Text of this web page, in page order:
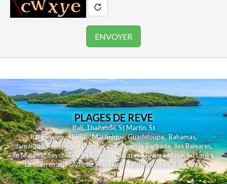
PLAGES DE REVE
Bali,Thailande,St Martin,St
Barthelemy,Floride,Martinique,Guadeloupe,Bahamas,
Jamaique,Republique Dominicaine,Ile de la Barbade,Iles Baleares,
Ile Maurice,Seychelles,Ile Reunion,Yucatan - Riviera Maya,Sri Lanka,
Las Terrenas,Polynesie Française,Tahiti,Moorea, Bora Bora